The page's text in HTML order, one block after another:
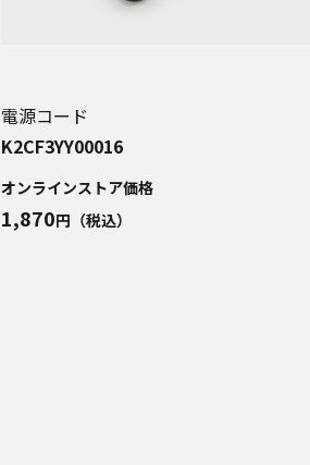
電源コード
K2CF3YY00016
オンラインストア価格
1,870円（税込）